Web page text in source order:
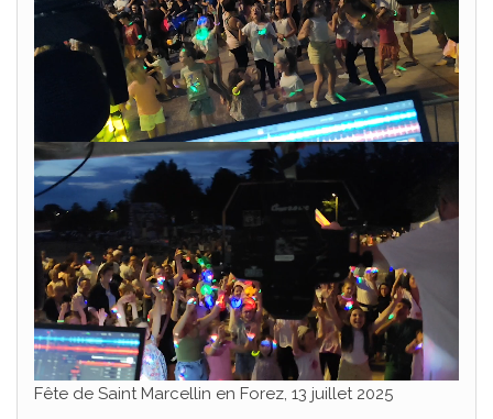
Fête de Saint Marcellin en Forez, 13 juillet 2025